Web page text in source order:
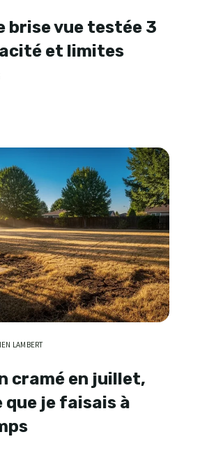
brise vue testée 3
et limites
LAMBERT
cramé en juillet,
que je faisais à